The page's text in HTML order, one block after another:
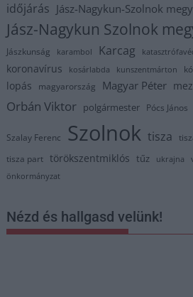
időjárás Jász-Nagykun-Szolnok
Jász-Nagykun Szolnok
Jászkunság karambol Karcag
koronavírus kosárlabda kunszentmárton
lopás magyarország Magyar Péter
Orbán Viktor polgármester Pócs János
Szalay Ferenc Szolnok tisza
tisza part törökszentmiklós tűz ukrajna
önkormányzat
Nézd és hallgasd velünk!